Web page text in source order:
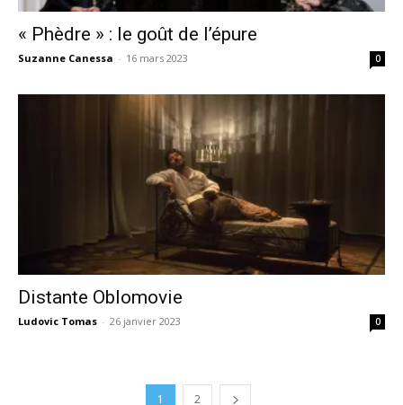
« Phèdre » : le goût de l’épure
Suzanne Canessa - 16 mars 2023 0
Distante Oblomovie
Ludovic Tomas - 26 janvier 2023 0
1 2